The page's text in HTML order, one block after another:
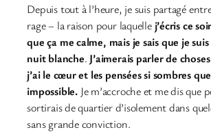
Depuis tout à l’heure, je suis partagé
rage – la raison pour laquelle j’écris ce
que ça me calme, mais je sais que je
nuit blanche. J’aimerais parler de
j’ai le cœur et les pensées si sombres
impossible.Je m’accroche et me dis que
sortirais de quartier d’isolement dans
sans grande conviction.